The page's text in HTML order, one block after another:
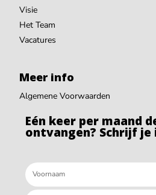
Visie
Het Team
Vacatures
Meer info
Algemene Voorwaarden
Eén keer per maand
ontvangen? Schrijf je